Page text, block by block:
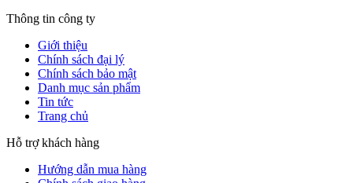
Thông tin công ty
Giới thiệu
Chính sách đại lý
Chính sách bảo mật
Danh mục sản phẩm
Tin tức
Trang chủ
Hỗ trợ khách hàng
Hướng dẫn mua hàng